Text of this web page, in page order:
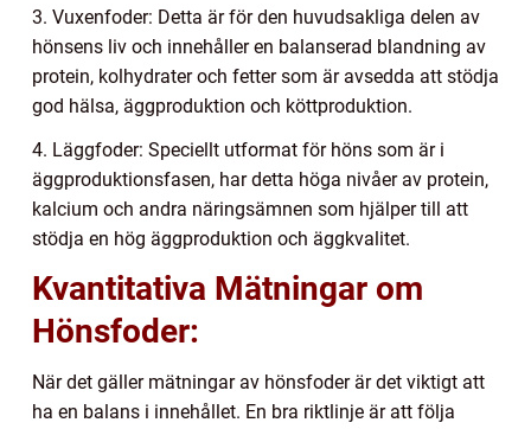
3. Vuxenfoder: Detta är för den huvudsakliga delen av
hönsens liv och innehåller en balanserad blandning av
protein, kolhydrater och fetter som är avsedda att stödja
god hälsa, äggproduktion och köttproduktion.
4. Läggfoder: Speciellt utformat för höns som är i
äggproduktionsfasen, har detta höga nivåer av protein,
kalcium och andra näringsämnen som hjälper till att
stödja en hög äggproduktion och äggkvalitet.
Kvantitativa Mätningar om
Hönsfoder:
När det gäller mätningar av hönsfoder är det viktigt att
ha en balans i innehållet. En bra riktlinje är att följa